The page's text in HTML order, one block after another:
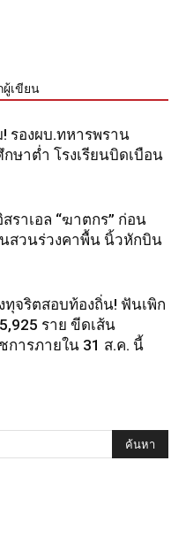
ผู้เขียน
รองผบ.ทหารพราน
ษาต่ำ โรงเรียนบิดเบือน
ราเอล “ฆาตกร” ก่อน
สวนร่วงคาพื้น นิ้วหักบิน
ทุจริตสอบท้องถิ่น! ฟันเพิก
ราย ขีดเส้น
ารภายใน 31 ส.ค. นี้